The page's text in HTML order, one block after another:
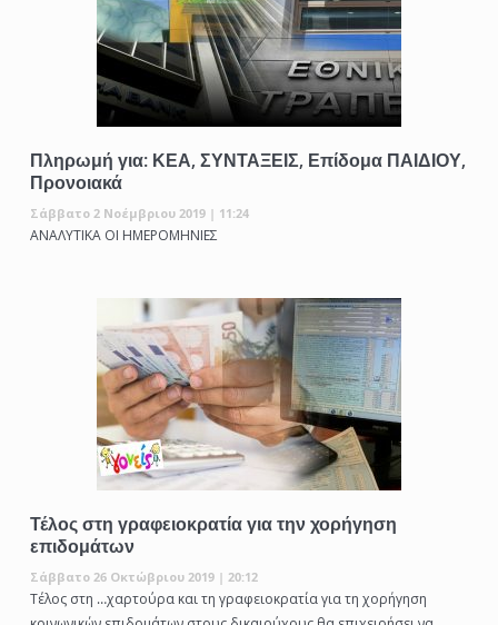
Πληρωμή για: ΚΕΑ, ΣΥΝΤΑΞΕΙΣ, Επίδομα ΠΑΙΔΙΟΥ,
Προνοιακά
Σάββατο 2 Νοέμβριου 2019 | 11:24
ΑΝΑΛΥΤΙΚΑ ΟΙ ΗΜΕΡΟΜΗΝΙΕΣ
Τέλος στη γραφειοκρατία για την χορήγηση
επιδομάτων
Σάββατο 26 Οκτώβριου 2019 | 20:12
Τέλος στη …χαρτούρα και τη γραφειοκρατία για τη χορήγηση